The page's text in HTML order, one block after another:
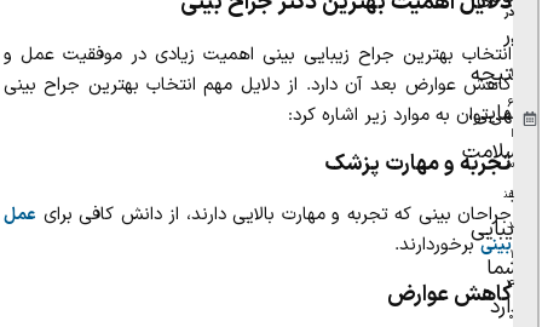
در
نتیجه
نهایی،
سلامت
و
زیبایی
شما
دارد
در
:
۱
۶
ا
س
فن
د
۱
۴
۰
انتخاب بهترین جراح زیبایی بینی اهمیت زیادی در موفقیت عمل و
کاهش عوارض بعد آن دارد. از دلایل مهم انتخاب بهترین جراح بینی
می‌توان به موارد زیر اشاره کرد:
تجربه و مهارت پزشک
جراحان بینی که تجربه و مهارت بالایی دارند، از دانش کافی برای عمل
بینیبرخوردارند.
کاهش عوارض